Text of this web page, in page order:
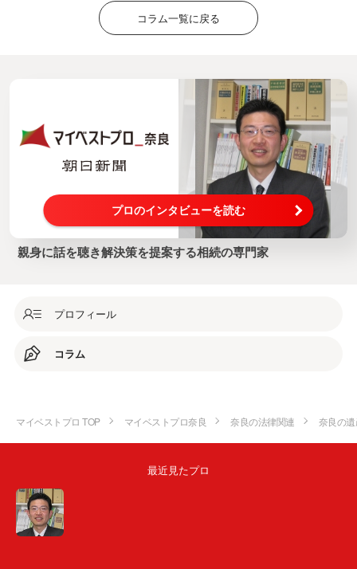
コラム一覧に戻る
プロのインタビューを読む
親身に話を聴き解決策を提案する相続の専門家
プロフィール
コラム
マイベストプロ TOP マイベストプロ奈良 奈良の法律関連 奈良の
最近見たプロ